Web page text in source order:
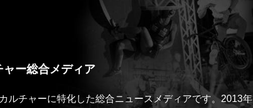
ー総合メディア
ルチャーに特化した総合ニュースメディアです。2013年